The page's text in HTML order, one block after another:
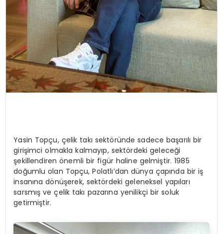
Yasin Topçu, çelik takı sektöründe sadece başarılı bir
girişimci olmakla kalmayıp, sektördeki geleceği
şekillendiren önemli bir figür haline gelmiştir. 1985
doğumlu olan Topçu, Polatlı’dan dünya çapında bir iş
insanına dönüşerek, sektördeki geleneksel yapıları
sarsmış ve çelik takı pazarına yenilikçi bir soluk
getirmiştir.